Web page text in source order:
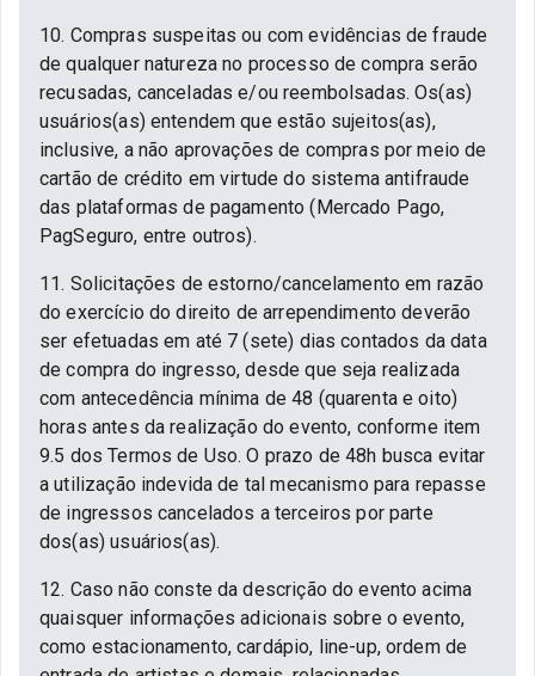
10. Compras suspeitas ou com evidências de fraude
de qualquer natureza no processo de compra serão
recusadas, canceladas e/ou reembolsadas. Os(as)
usuários(as) entendem que estão sujeitos(as),
inclusive, a não aprovações de compras por meio de
cartão de crédito em virtude do sistema antifraude
das plataformas de pagamento (Mercado Pago,
PagSeguro, entre outros).
11. Solicitações de estorno/cancelamento em razão
do exercício do direito de arrependimento deverão
ser efetuadas em até 7 (sete) dias contados da data
de compra do ingresso, desde que seja realizada
com antecedência mínima de 48 (quarenta e oito)
horas antes da realização do evento, conforme item
9.5 dos Termos de Uso. O prazo de 48h busca evitar
a utilização indevida de tal mecanismo para repasse
de ingressos cancelados a terceiros por parte
dos(as) usuários(as).
12. Caso não conste da descrição do evento acima
quaisquer informações adicionais sobre o evento,
como estacionamento, cardápio, line-up, ordem de